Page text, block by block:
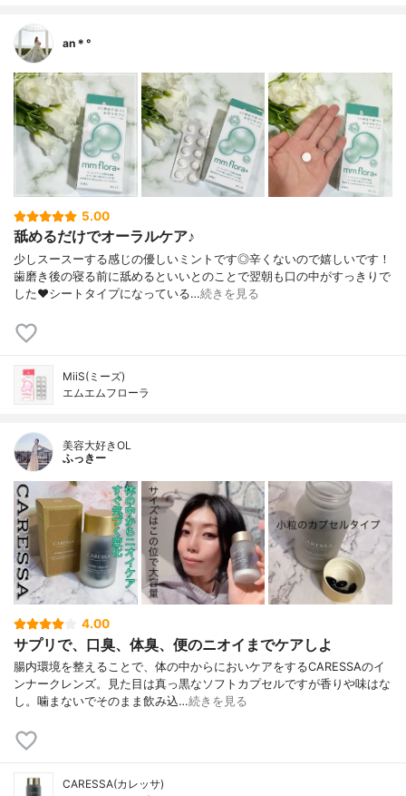
an＊°
5.00
舐めるだけでオーラルケア♪
少しスースーする感じの優しいミントです◎辛くないので嬉しいです！
歯磨き後の寝る前に舐めるといいとのことで翌朝も口の中がすっきりで
した❤︎シートタイプになっている…続きを見る
MiiS(ミーズ)
エムエムフローラ
美容大好きOL
ふっきー
4.00
サプリで、口臭、体臭、便のニオイまでケアしよ
腸内環境を整えることで、体の中からにおいケアをするCARESSAのイ
ンナークレンズ。見た目は真っ黒なソフトカプセルですが香りや味はな
し。噛まないでそのまま飲み込…続きを見る
CARESSA(カレッサ)